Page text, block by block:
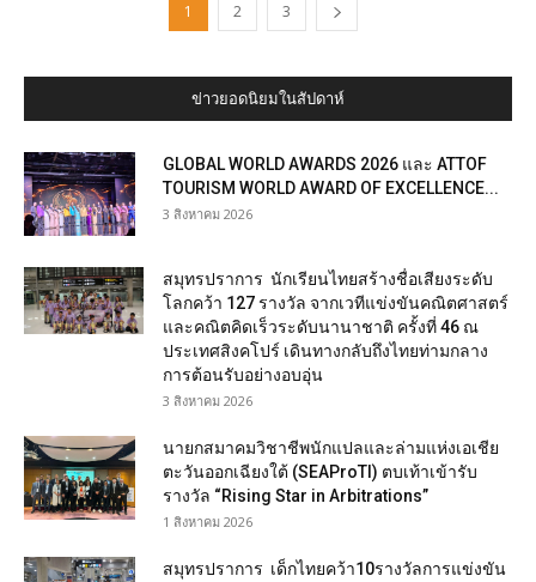
1 2 3
ข่าวยอดนิยมในสัปดาห์
GLOBAL WORLD AWARDS 2026 และ ATTOF
TOURISM WORLD AWARD OF EXCELLENCE...
3 สิงหาคม 2026
สมุทรปราการ นักเรียนไทยสร้างชื่อเสียงระดับ
โลกคว้า 127 รางวัล จากเวทีแข่งขันคณิตศาสตร์
และคณิตคิดเร็วระดับนานาชาติ ครั้งที่ 46 ณ
ประเทศสิงคโปร์ เดินทางกลับถึงไทยท่ามกลาง
การต้อนรับอย่างอบอุ่น
3 สิงหาคม 2026
นายกสมาคมวิชาชีพนักแปลและล่ามแห่งเอเชีย
ตะวันออกเฉียงใต้ (SEAProTI) ตบเท้าเข้ารับ
รางวัล “Rising Star in Arbitrations”
1 สิงหาคม 2026
สมุทรปราการ เด็กไทยคว้า10รางวัลการแข่งขัน